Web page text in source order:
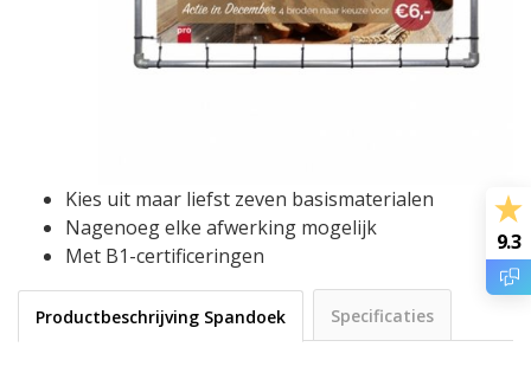
Kies uit maar liefst zeven basismaterialen
Nagenoeg elke afwerking mogelijk
Met B1-certificeringen
Productbeschrijving Spandoek Specificaties
9.3